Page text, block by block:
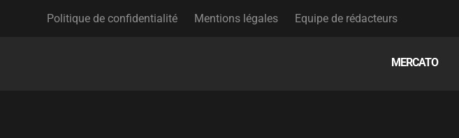
Politique de confidentialité Mentions légales Equipe de rédacteurs
MERCATO